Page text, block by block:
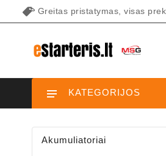
Greitas pristatymas, visas
KATEGORIJOS
Akumuliatoriai